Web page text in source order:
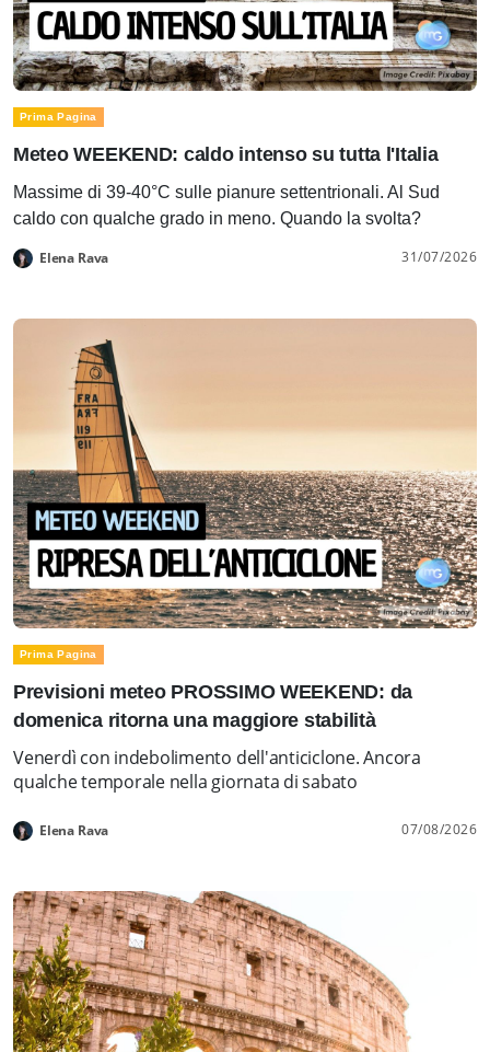
Prima Pagina
Meteo WEEKEND: caldo intenso su tutta l'Italia
Massime di 39-40°C sulle pianure settentrionali. Al Sud
caldo con qualche grado in meno. Quando la svolta?
Elena Rava 31/07/2026
Prima Pagina
Previsioni meteo PROSSIMO WEEKEND: da
domenica ritorna una maggiore stabilità
Venerdì con indebolimento dell'anticiclone. Ancora
qualche temporale nella giornata di sabato
Elena Rava 07/08/2026